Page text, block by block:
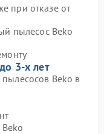
при отказе от
пылесос Beko
до 3-х лет
Beko в